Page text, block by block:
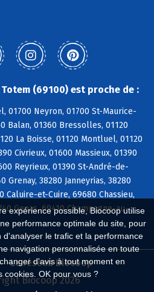
expérience possible, Biocoop utilise
performance optimale du site, pour
d'analyser le trafic et la performance
navigation personnalisée en toute
d'avis à tout moment en
cookies. OK pour vous ?
(69100) est proche de :
01700 Neyron, 01700 St-Maurice-
Balan, 01360 Bressolles, 01120
La Boisse, 01120 Montluel, 01120
Civrieux, 01600 Massieux, 01390
Reyrieux, 01390 St-André-de-
Grenay, 38280 Janneyrias, 38280
et-Cuire, 69680 Chassieu,
Genas, 69410 Champagne-au-
Le réseau Biocoop
Biocoop 2026